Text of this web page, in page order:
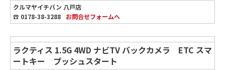
クルマヤイチバン 八戸店
☎ 0178-38-3288
お問合せフォームへ
ラクティス 1.5G 4WD ナビTV バックカメラ ETC スマ
ートキー プッシュスタート